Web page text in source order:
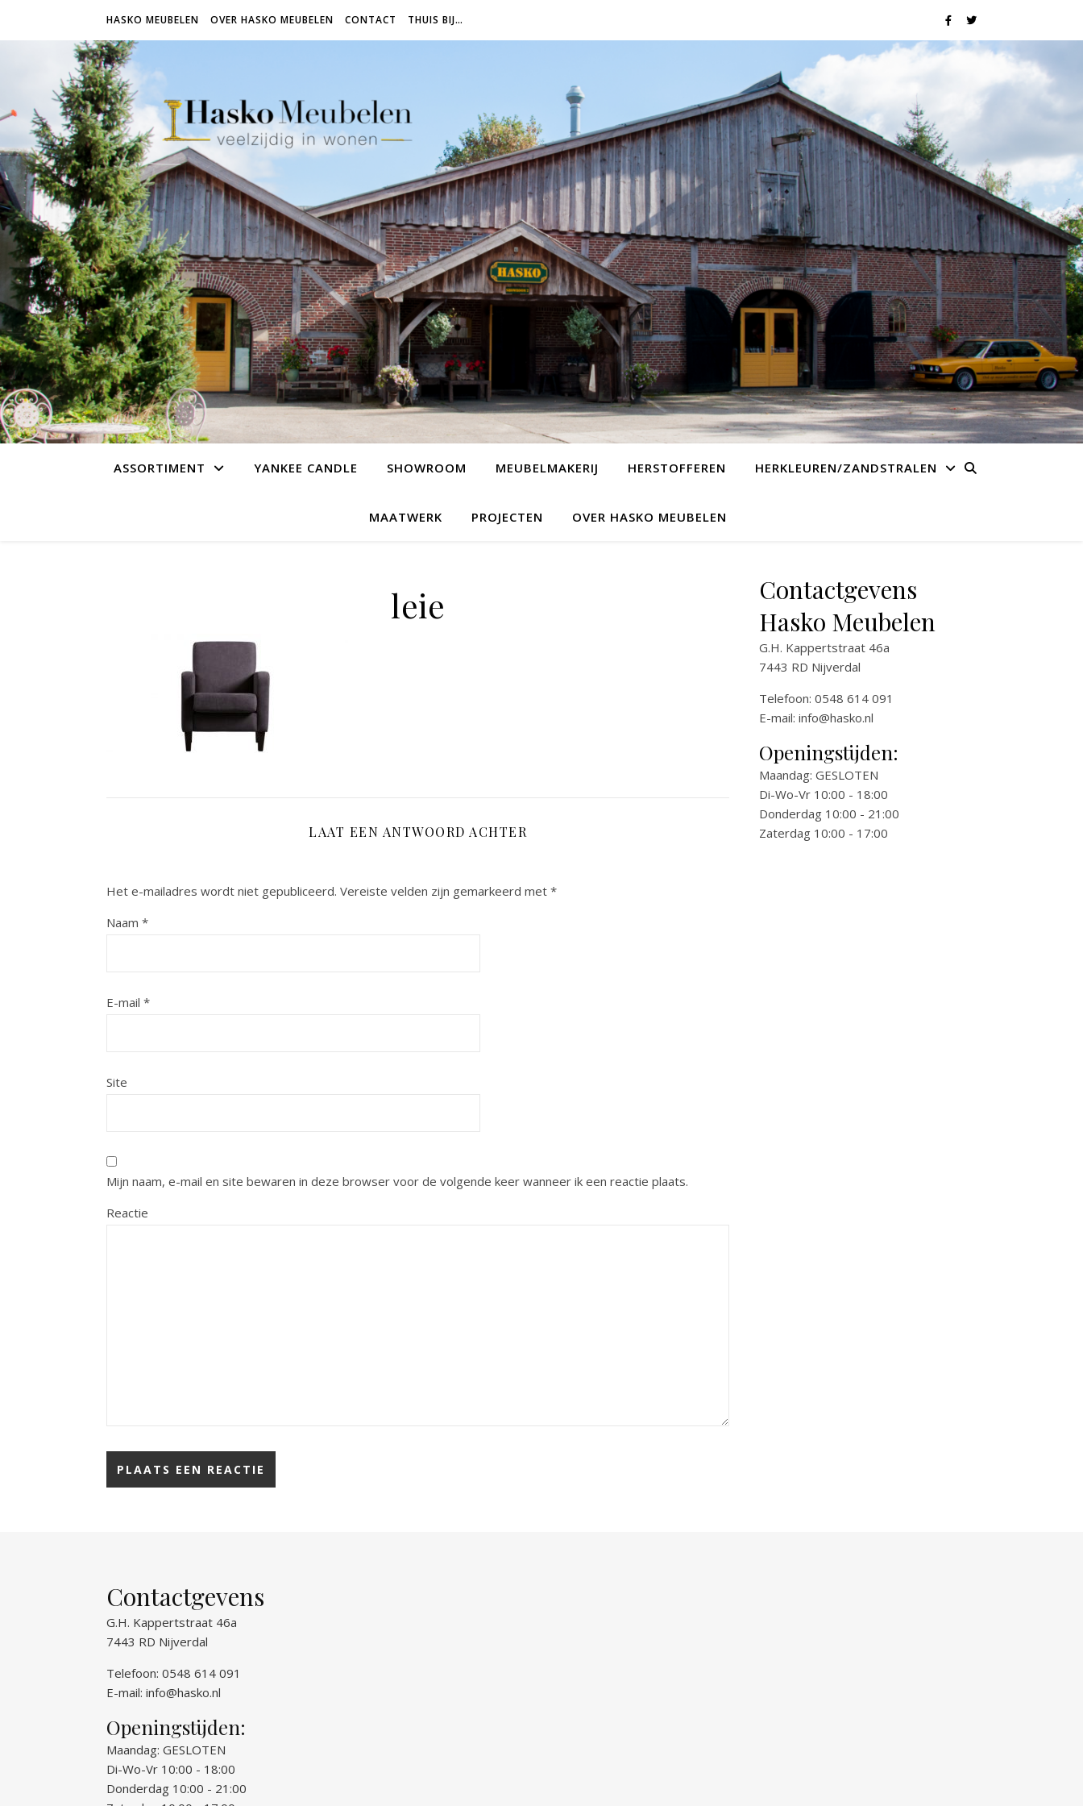
HASKO MEUBELEN OVER HASKO MEUBELEN CONTACT THUIS BIJ…
ASSORTIMENT YANKEE CANDLE SHOWROOM MEUBELMAKERIJ HERSTOFFEREN HERKLEUREN/ZANDSTRALEN
MAATWERK PROJECTEN OVER HASKO MEUBELEN
leie
LAAT EEN ANTWOORD ACHTER
Het e-mailadres wordt niet gepubliceerd. Vereiste velden zijn gemarkeerd met *
Naam *
E-mail *
Site
Mijn naam, e-mail en site bewaren in deze browser voor de volgende keer wanneer ik een reactie plaats.
Reactie
Contactgevens
Hasko Meubelen
G.H. Kappertstraat 46a
7443 RD Nijverdal
Telefoon: 0548 614 091
E-mail: info@hasko.nl
Openingstijden:
Maandag: GESLOTEN
Di-Wo-Vr 10:00 - 18:00
Donderdag 10:00 - 21:00
Zaterdag 10:00 - 17:00
Contactgevens
G.H. Kappertstraat 46a
7443 RD Nijverdal
Telefoon: 0548 614 091
E-mail: info@hasko.nl
Openingstijden:
Maandag: GESLOTEN
Di-Wo-Vr 10:00 - 18:00
Donderdag 10:00 - 21:00